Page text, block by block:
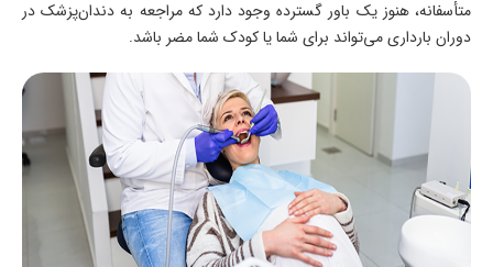
متأسفانه، هنوز یک باور گسترده وجود دارد که مراجعه به دندان‌پزشک در
دوران بارداری می‌تواند برای شما یا کودک شما مضر باشد.